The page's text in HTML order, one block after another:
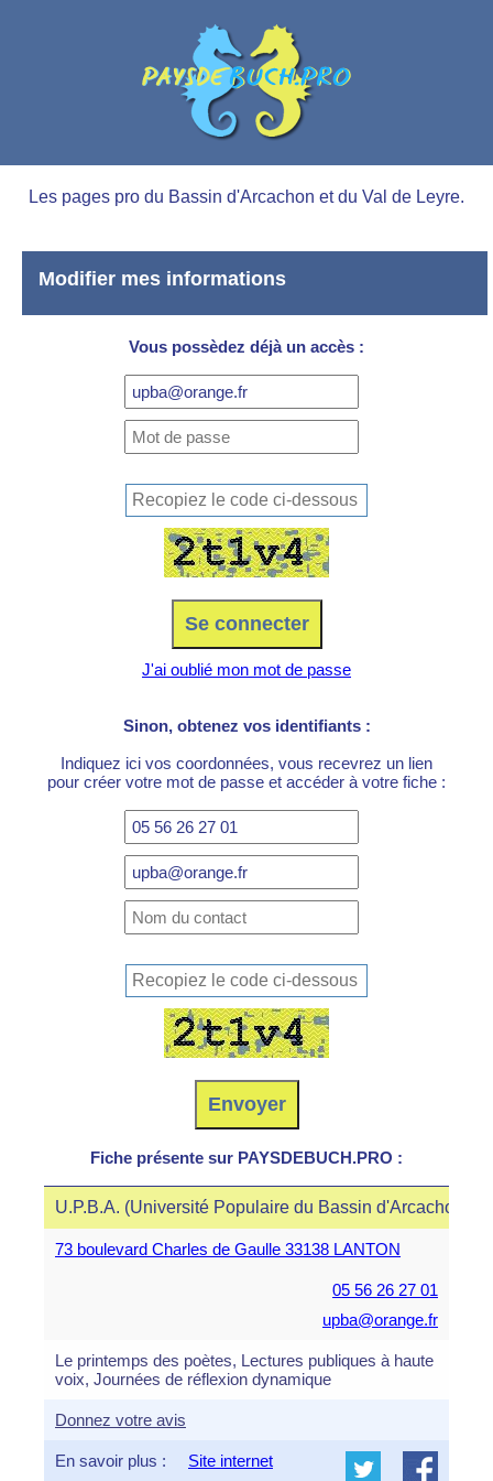
Les pages pro du Bassin d'Arcachon et du Val de Leyre.
Modifier mes informations
Vous possèdez déjà un accès :
J'ai oublié mon mot de passe
Sinon, obtenez vos identifiants :
Indiquez ici vos coordonnées, vous recevrez un lien
pour créer votre mot de passe et accéder à votre fiche :
Fiche présente sur PAYSDEBUCH.PRO :
U.P.B.A. (Université Populaire du Bassin d'Arcachon et
73 boulevard Charles de Gaulle 33138 LANTON
05 56 26 27 01
upba@orange.fr
Le printemps des poètes, Lectures publiques à haute
voix, Journées de réflexion dynamique
Donnez votre avis
En savoir plus : Site internet